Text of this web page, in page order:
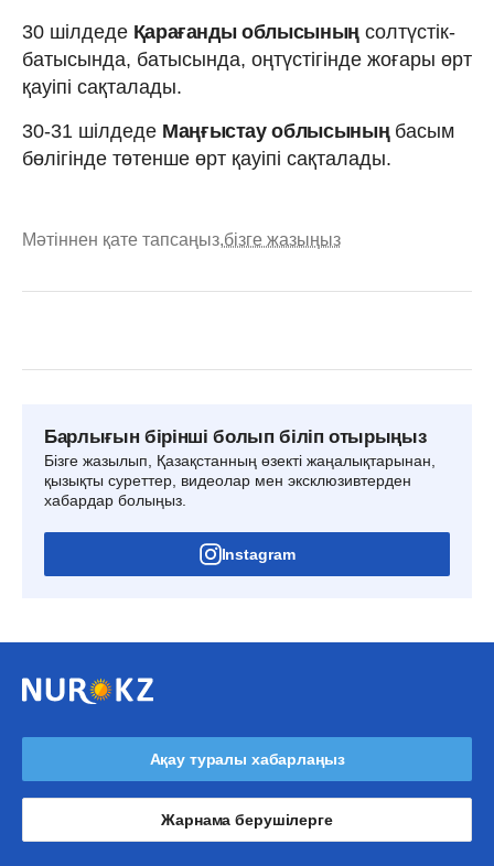
30 шілдеде Қарағанды облысыныңсолтүстік-
батысында, батысында, оңтүстігінде жоғары өрт
қауіпі сақталады.
30-31 шілдеде Маңғыстау облысыныңбасым
бөлігінде төтенше өрт қауіпі сақталады.
Мәтіннен қате тапсаңыз,бізге жазыңыз
Барлығын бірінші болып біліп отырыңыз
Бізге жазылып, Қазақстанның өзекті жаңалықтарынан,
қызықты суреттер, видеолар мен эксклюзивтерден
хабардар болыңыз.
Instagram
Ақау туралы хабарлаңыз
Жарнама берушілерге